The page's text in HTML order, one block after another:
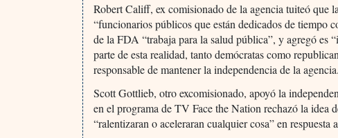
Robert Califf, ex comisionado de la agencia tuiteó que
“funcionarios públicos que están dedicados de tiempo
de la FDA “trabaja para la salud pública”, y agregó es
parte de esta realidad, tanto demócratas como
responsable de mantener la independencia de la agencia.
Scott Gottlieb, otro excomisionado, apoyó la
en el programa de TV Face the Nation rechazó la idea
“ralentizaran o aceleraran cualquier cosa” en respuesta